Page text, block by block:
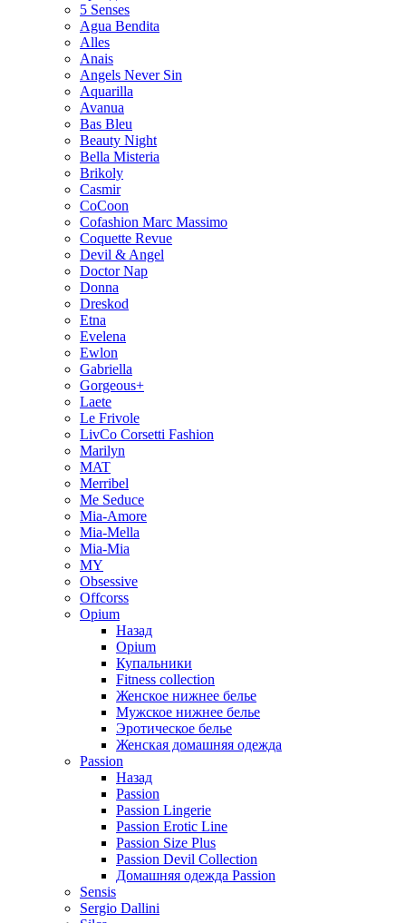
5 Senses
Agua Bendita
Alles
Anais
Angels Never Sin
Aquarilla
Avanua
Bas Bleu
Beauty Night
Bella Misteria
Brikoly
Casmir
CoCoon
Cofashion Marc Massimo
Coquette Revue
Devil & Angel
Doctor Nap
Donna
Dreskod
Etna
Evelena
Ewlon
Gabriella
Gorgeous+
Laete
Le Frivole
LivCo Corsetti Fashion
Marilyn
MAT
Merribel
Me Seduce
Mia-Amore
Mia-Mella
Mia-Mia
MY
Obsessive
Offcorss
Opium
Назад
Opium
Купальники
Fitness collection
Женское нижнее белье
Мужское нижнее белье
Эротическое белье
Женская домашняя одежда
Passion
Назад
Passion
Passion Lingerie
Passion Erotic Line
Passion Size Plus
Passion Devil Collection
Домашняя одежда Passion
Sensis
Sergio Dallini